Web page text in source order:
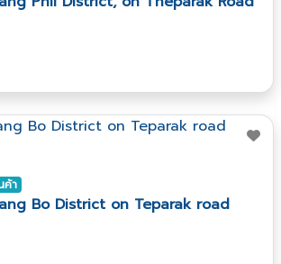
ค้า
Bo District on Teparak road